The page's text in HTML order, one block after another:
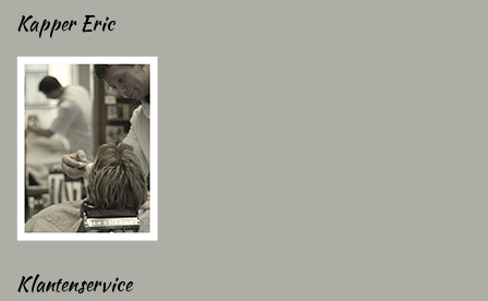
Kapper Eric
Klantenservice